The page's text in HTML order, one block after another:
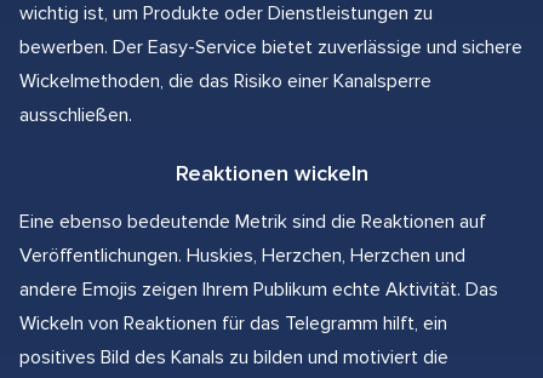
wichtig ist, um Produkte oder Dienstleistungen zu
bewerben. Der Easy-Service bietet zuverlässige und sichere
Wickelmethoden, die das Risiko einer Kanalsperre
ausschließen.
Reaktionen wickeln
Eine ebenso bedeutende Metrik sind die Reaktionen auf
Veröffentlichungen. Huskies, Herzchen, Herzchen und
andere Emojis zeigen Ihrem Publikum echte Aktivität. Das
Wickeln von Reaktionen für das Telegramm hilft, ein
positives Bild des Kanals zu bilden und motiviert die